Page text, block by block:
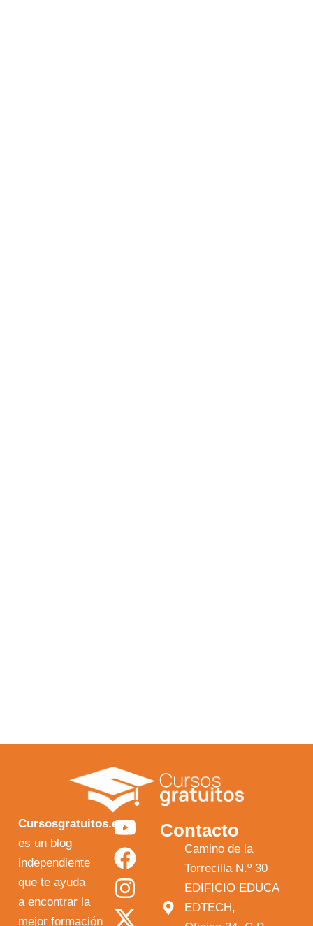
Cursosgratuitos.es
es un blog
independiente
que te ayuda
a encontrar la
mejor formación
Y
o
u
t
u
F
a
c
e
b
I
n
s
t
a
X
-
t
w
i
Contacto
Camino de la
Torrecilla N.º 30
EDIFICIO EDUCA
EDTECH,